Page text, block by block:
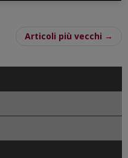
Articoli più vecchi →